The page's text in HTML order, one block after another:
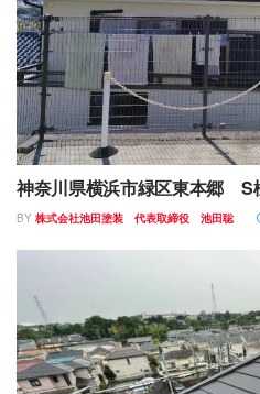
神奈川県横浜市緑区東本郷 S
BY 株式会社池田塗装 代表取締役 池田聡